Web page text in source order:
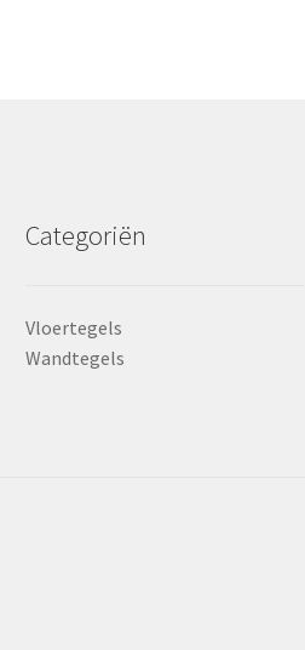
Categoriën
Vloertegels
Wandtegels